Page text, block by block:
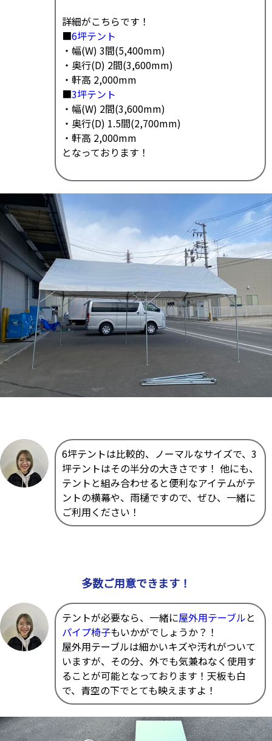
詳細がこちらです！
■6坪テント
・幅(W) 3間(5,400mm)
・奥行(D) 2間(3,600mm)
・軒高 2,000mm
■3坪テント
・幅(W) 2間(3,600mm)
・奥行(D) 1.5間(2,700mm)
・軒高 2,000mm
となっております！
6坪テントは比較的、ノーマルなサイズで、3
坪テントはその半分の大きさです！ 他にも、
テントと組み合わせると便利なアイテムがテ
ントの横幕や、雨樋ですので、ぜひ、一緒に
ご利用ください！
多数ご用意できます！
テントが必要なら、一緒に屋外用テーブルと
パイプ椅子もいかがでしょうか？！
屋外用テーブルは細かいキズや汚れがついて
いますが、その分、外でも気兼ねなく使用す
ることが可能となっております！天板も白
で、青空の下でとても映えますよ！